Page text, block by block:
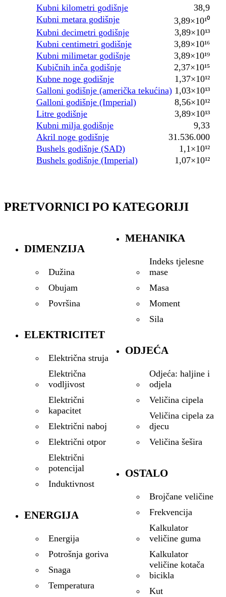
Kubni kilometri godišnje
38,9
Kubni metara godišnje
3,89×10¹⁰
Kubni decimetri godišnje
3,89×10¹³
Kubni centimetri godišnje
3,89×10¹⁶
Kubni milimetar godišnje
3,89×10¹⁹
Kubičnih inča godišnje
2,37×10¹⁵
Kubne noge godišnje
1,37×10¹²
Galloni godišnje (američka tekućina) 1,03×10¹³
Galloni godišnje (Imperial)
8,56×10¹²
Litre godišnje
3,89×10¹³
Kubni milja godišnje
9,33
Akril noge godišnje
31.536.000
Bushels godišnje (SAD)
1,1×10¹²
Bushels godišnje (Imperial)
1,07×10¹²
PRETVORNICI PO KATEGORIJI
DIMENZIJA
Dužina
Obujam
Površina
ELEKTRICITET
Električna struja
Električna
vodljivost
Električni
kapacitet
Električni naboj
Električni otpor
Električni
potencijal
Induktivnost
ENERGIJA
Energija
Potrošnja goriva
Snaga
Temperatura
MEHANIKA
Indeks tjelesne
mase
Masa
Moment
Sila
ODJEĆA
Odjeća: haljine i
odjela
Veličina cipela
Veličina cipela za
djecu
Veličina šešira
OSTALO
Brojčane veličine
Frekvencija
Kalkulator
veličine guma
Kalkulator
veličine kotača
bicikla
Kut